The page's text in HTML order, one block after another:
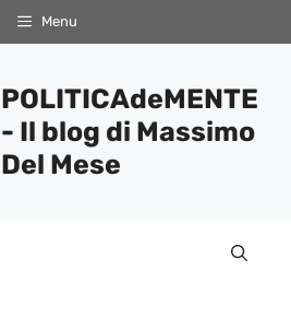
Menu
POLITICAdeMENTE
- Il blog di Massimo
Del Mese